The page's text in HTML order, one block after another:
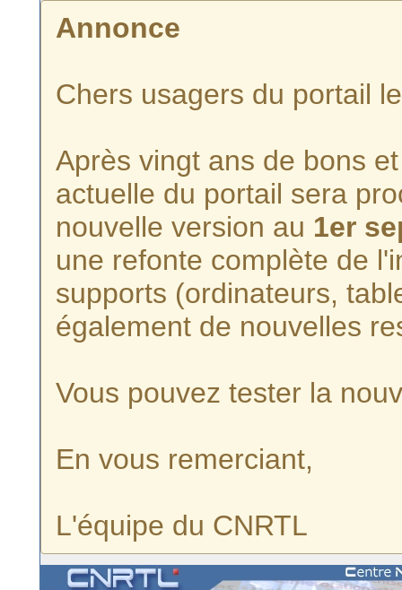
Annonce
Chers usagers du portail
Après vingt ans de bons
actuelle du portail sera
nouvelle version au 1er
une refonte complète de
supports (ordinateurs,
également de nouvelles
Vous pouvez tester la
En vous remerciant,
L'équipe du CNRTL